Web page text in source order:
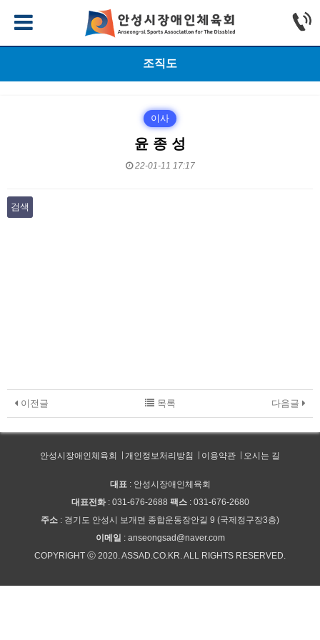
조직도
이사
윤 종 성
22-01-11 17:17
검색
이전글 다음글
목록
안성시장애인체육회 개인정보처리방침 이용약관 오시는 길
대표 : 안성시장애인체육회
대표전화: 031-676-2688 팩스: 031-676-2680
주소 : 경기도 안성시 보개면 종합운동장안길 9 (국제정구장3층)
이메일 : anseongsad@naver.com
COPYRIGHT ⓒ 2020. ASSAD.CO.KR. ALL RIGHTS RESERVED.